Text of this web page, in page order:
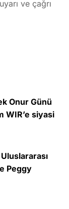
ve çağrı
Onur Günü
WIR’e siyasi
Peggy